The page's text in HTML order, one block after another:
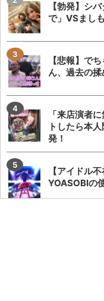
【勃発】シ
で」VSまし
【悲報】で
ん、過去の
「来店演者
トしたら本
発！
【アイドル
YOASOBIの